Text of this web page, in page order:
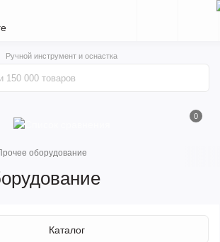
Ручной инструмент и оснастка
0
оборудование
Каталог